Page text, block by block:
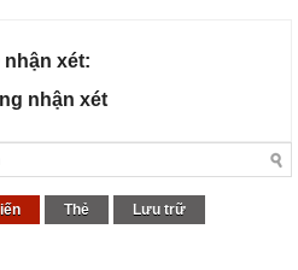
nhận xét:
nhận xét
Thẻ Lưu trữ